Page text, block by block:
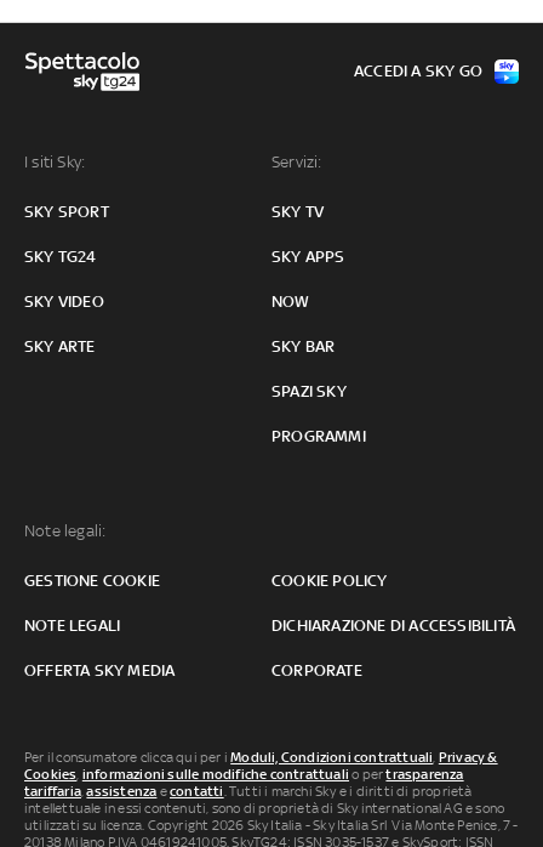
I siti Sky:
SKY SPORT
SKY TG24
SKY VIDEO
SKY ARTE
Servizi:
SKY TV
SKY APPS
NOW
SKY BAR
SPAZI SKY
PROGRAMMI
Note legali:
GESTIONE COOKIE COOKIE POLICY
NOTE LEGALI DICHIARAZIONE DI ACCESSIBILITÀ
OFFERTA SKY MEDIA CORPORATE
ACCEDI A SKY GO
Per il consumatore clicca qui per iModuli, Condizioni contrattuali Privacy &
Cookies informazioni sulle modifiche contrattuali o pertrasparenza
tariffaria ,assistenza econtatti . Tutti i marchi Sky e i diritti di proprietà
intellettuale in essi contenuti, sono di proprietà di Sky international AG e sono
utilizzati su licenza. Copyright 2026 Sky Italia - Sky Italia Srl Via Monte Penice, 7 -
20138 Milano P.IVA 04619241005. SkyTG24: ISSN 3035-1537 e SkySport: ISSN